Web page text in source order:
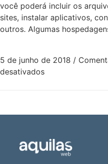
você poderá incluir os
sites, instalar aplicativos,
outros. Algumas
5 de junho de 2018 /
desativados